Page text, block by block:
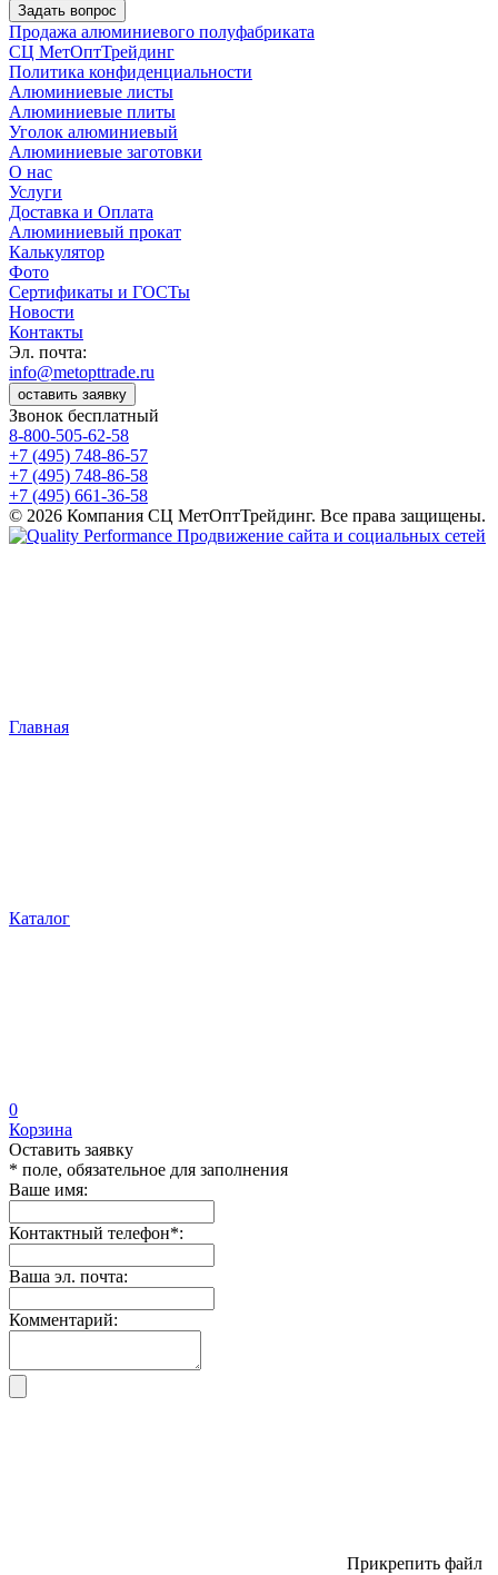
Задать вопрос
Продажа алюминиевого полуфабриката
СЦ МетОптТрейдинг
Политика конфиденциальности
Алюминиевые листы
Алюминиевые плиты
Уголок алюминиевый
Алюминиевые заготовки
О нас
Услуги
Доставка и Оплата
Алюминиевый прокат
Калькулятор
Фото
Сертификаты и ГОСТы
Новости
Контакты
Эл. почта:
info@metopttrade.ru
оставить заявку
Звонок бесплатный
8-800-505-62-58
+7 (495) 748-86-57
+7 (495) 748-86-58
+7 (495) 661-36-58
© 2026 Компания СЦ МетОптТрейдинг. Все права защищены.
Продвижение сайта и социальных сетей
Главная
Каталог
0
Корзина
Оставить заявку
* поле, обязательное для заполнения
Ваше имя:
Контактный телефон*:
Ваша эл. почта:
Комментарий:
Прикрепить файл